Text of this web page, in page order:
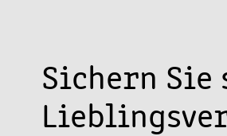
Sichern Sie